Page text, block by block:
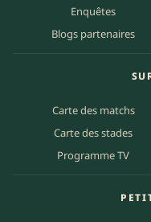
Enquêtes
Blogs partenaires
Carte des matchs
Carte des stades
Programme TV